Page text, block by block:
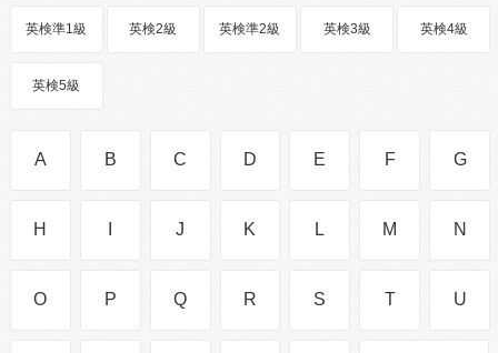
英検準1級 英検2級 英検準2級 英検3級 英検4級
英検5級
A B C D E F G
H J K L M N
O P Q R S T U